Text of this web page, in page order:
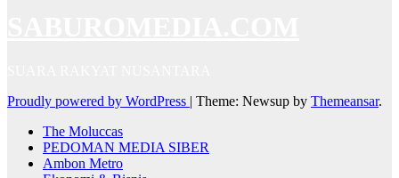
Proudly powered by WordPress | Theme: Newsup by Themeansar.
The Moluccas
PEDOMAN MEDIA SIBER
Ambon Metro